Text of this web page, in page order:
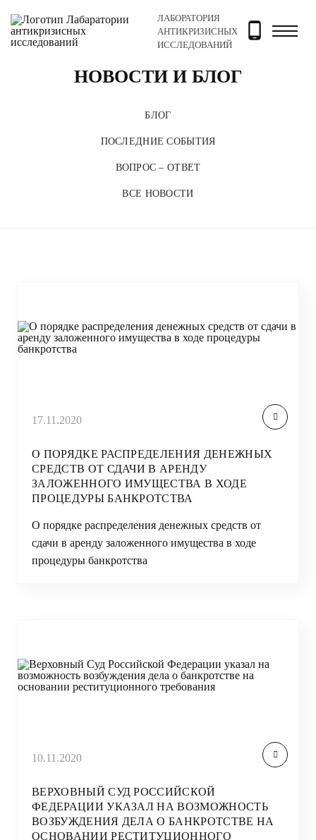
ЛАБОРАТОРИЯ
АНТИКРИЗИСНЫХ
ИССЛЕДОВАНИЙ
Главная Новости и блог
НОВОСТИ И БЛОГ
БЛОГ
ПОСЛЕДНИЕ СОБЫТИЯ
ВОПРОС – ОТВЕТ
ВСЕ НОВОСТИ
17.11.2020
О ПОРЯДКЕ РАСПРЕДЕЛЕНИЯ ДЕНЕЖНЫХ
СРЕДСТВ ОТ СДАЧИ В АРЕНДУ
ЗАЛОЖЕННОГО ИМУЩЕСТВА В ХОДЕ
ПРОЦЕДУРЫ БАНКРОТСТВА
О порядке распределения денежных средств от
сдачи в аренду заложенного имущества в ходе
процедуры банкротства
10.11.2020
ВЕРХОВНЫЙ СУД РОССИЙСКОЙ
ФЕДЕРАЦИИ УКАЗАЛ НА ВОЗМОЖНОСТЬ
ВОЗБУЖДЕНИЯ ДЕЛА О БАНКРОТСТВЕ НА
ОСНОВАНИИ РЕСТИТУЦИОННОГО